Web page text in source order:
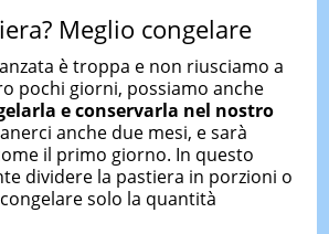
Meglio congelare
è troppa e non riusciamo a
pochi giorni, possiamo anche
e conservarla nel nostro
anche due mesi, e sarà
il primo giorno. In questo
dividere la pastiera in porzioni o
solo la quantità